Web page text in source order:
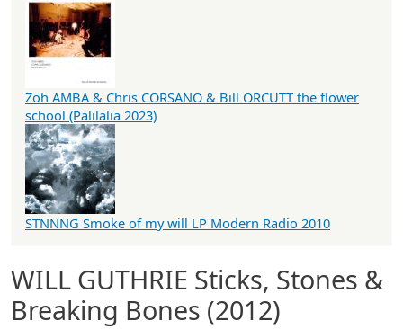
WILL GUTHRIE Sticks, Stones &
Breaking Bones (2012)
Zoh AMBA & Chris CORSANO & Bill ORCUTT the flower
school (Palilalia 2023)
STNNNG Smoke of my will LP Modern Radio 2010